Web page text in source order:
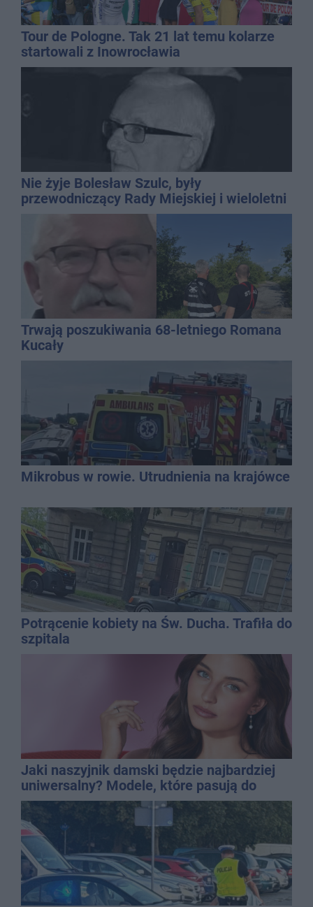
Tour de Pologne. Tak 21 lat temu kolarze
startowali z Inowrocławia
Nie żyje Bolesław Szulc, były
przewodniczący Rady Miejskiej i wieloletni
dyrektor SP 14
Trwają poszukiwania 68-letniego Romana
Kucały
Mikrobus w rowie. Utrudnienia na krajówce
Potrącenie kobiety na Św. Ducha. Trafiła do
szpitala
Jaki naszyjnik damski będzie najbardziej
uniwersalny? Modele, które pasują do
wielu stylizacji